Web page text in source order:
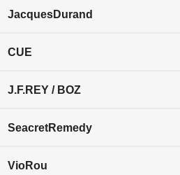
JacquesDurand
CUE
J.F.REY / BOZ
SeacretRemedy
VioRou